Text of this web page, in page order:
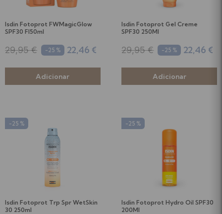
Isdin Fotoprot FWMagicGlow
SPF30 Fl50ml
29,95 € -25 % 22,46 €
Isdin Fotoprot Gel Creme
SPF30 250Ml
29,95 € -25 % 22,46 €
-25 %
Isdin Fotoprot Trp Spr WetSkin
30 250ml
-25 %
Isdin Fotoprot Hydro Oil SPF30
200Ml